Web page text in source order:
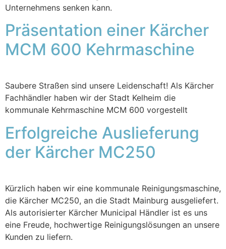
Unternehmens senken kann.
Präsentation einer Kärcher
MCM 600 Kehrmaschine
Saubere Straßen sind unsere Leidenschaft! Als Kärcher
Fachhändler haben wir der Stadt Kelheim die
kommunale Kehrmaschine MCM 600 vorgestellt
Erfolgreiche Auslieferung
der Kärcher MC250
Kürzlich haben wir eine kommunale Reinigungsmaschine,
die Kärcher MC250, an die Stadt Mainburg ausgeliefert.
Als autorisierter Kärcher Municipal Händler ist es uns
eine Freude, hochwertige Reinigungslösungen an unsere
Kunden zu liefern.